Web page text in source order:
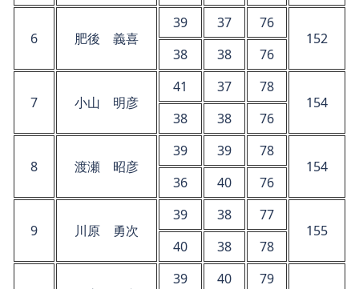
6 肥後 義喜
39 37
76
152
38
38 76
7 小山 明彦
41 37
78
154
38
38 76
8 渡瀬 昭彦
39 39
78
154
36
40 76
9 川原 勇次
39 38
77
155
40
38 78
39 40
79